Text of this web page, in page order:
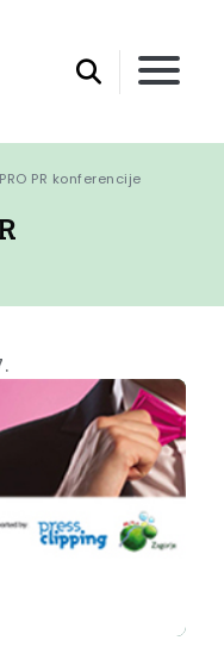
PR konferencije